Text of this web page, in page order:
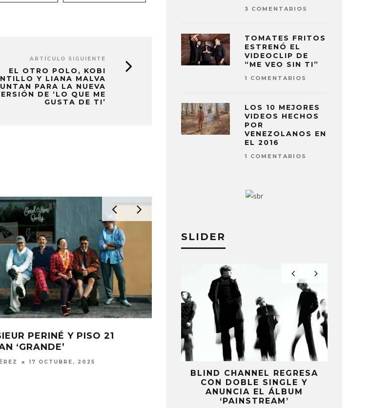
ARTÍCULO SIGUIENTE
EL OTRO POLO, KOBI
Y LIANA MALVA
PARA LA NUEVA
DE ‘LO QUE ME
GUSTA DE TI’
PERINÉ Y PISO 21
‘GRANDE’
17 OCTUBRE, 2025
3 COMENTARIOS
TOMATES FRITOS
ESTRENÓ EL
VIDEOCLIP DE
“ME VEO SIN TI”
1 COMENTARIOS
LOS 10 MEJORES
VIDEOS HECHOS
POR
VENEZOLANOS EN
EL 2016
1 COMENTARIOS
SLIDER
BLIND CHANNEL REGRESA
CON DOBLE SINGLE Y
ANUNCIA EL ÁLBUM
‘PAINSTREAM’